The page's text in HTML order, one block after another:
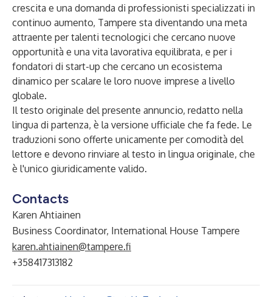
crescita e una domanda di professionisti specializzati in
continuo aumento, Tampere sta diventando una meta
attraente per talenti tecnologici che cercano nuove
opportunità e una vita lavorativa equilibrata, e per i
fondatori di start-up che cercano un ecosistema
dinamico per scalare le loro nuove imprese a livello
globale.
Il testo originale del presente annuncio, redatto nella
lingua di partenza, è la versione ufficiale che fa fede. Le
traduzioni sono offerte unicamente per comodità del
lettore e devono rinviare al testo in lingua originale, che
è l'unico giuridicamente valido.
Contacts
Karen Ahtiainen
Business Coordinator, International House Tampere
karen.ahtiainen@tampere.fi
+358417313182